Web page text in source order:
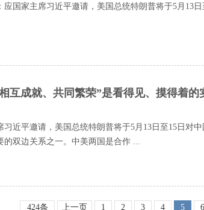
家主席习近平邀请，美国总统特朗普将于5月13日
互成就、共同繁荣”是看得见、摸得着的
平邀请，美国总统特朗普将于5月13日至15日对中
的双边关系之一。中美两国是合作 ...
424条 上一页 1 2 3 4 5 6